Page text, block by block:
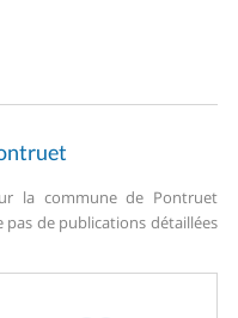
la commune de Pontruet
pas de publications détaillées